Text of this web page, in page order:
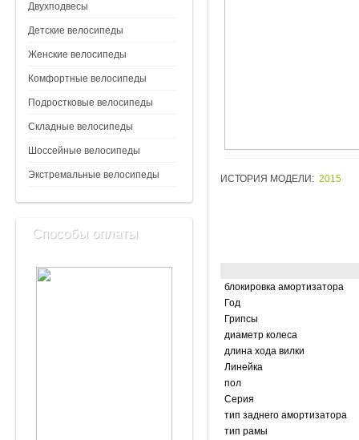
Двухподвесы
Детские велосипеды
Женские велосипеды
Комфортные велосипеды
Подростковые велосипеды
Складные велосипеды
Шоссейные велосипеды
Экстремальные велосипеды
Способы оплаты
ИСТОРИЯ МОДЕЛИ: 2015
блокировка амортизатора
Год
Грипсы
диаметр колеса
длина хода вилки
Линейка
пол
Серия
тип заднего амортизатора
тип рамы